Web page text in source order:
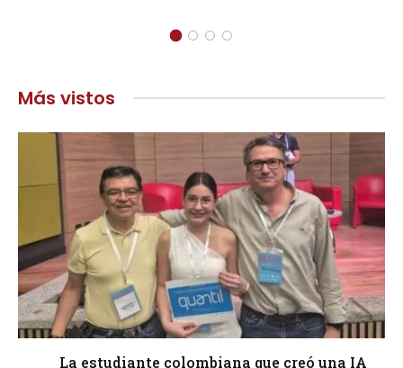
Más vistos
La estudiante colombiana que creó una IA